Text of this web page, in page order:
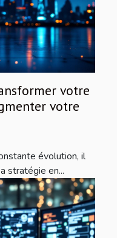
votre
votre
évolution, il
stratégie en...